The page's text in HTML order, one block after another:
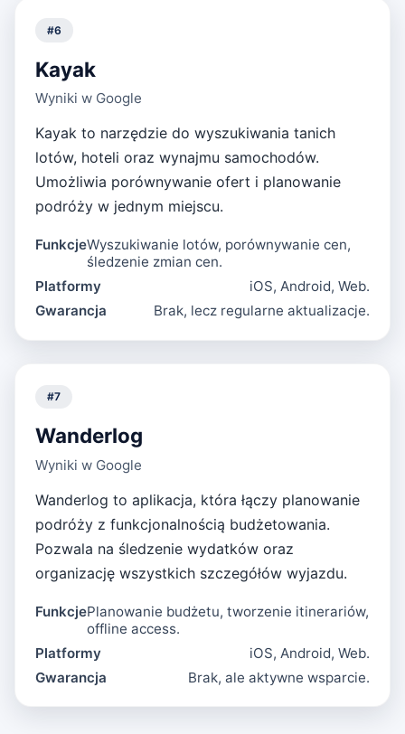
#6
Kayak
Wyniki w Google
Kayak to narzędzie do wyszukiwania tanich
lotów, hoteli oraz wynajmu samochodów.
Umożliwia porównywanie ofert i planowanie
podróży w jednym miejscu.
FunkcjeWyszukiwanie lotów, porównywanie cen,
śledzenie zmian cen.
Platformy
iOS, Android, Web.
Gwarancja
Brak, lecz regularne aktualizacje.
#7
Wanderlog
Wyniki w Google
Wanderlog to aplikacja, która łączy planowanie
podróży z funkcjonalnością budżetowania.
Pozwala na śledzenie wydatków oraz
organizację wszystkich szczegółów wyjazdu.
FunkcjePlanowanie budżetu, tworzenie itinerariów,
offline access.
Platformy
iOS, Android, Web.
Gwarancja
Brak, ale aktywne wsparcie.